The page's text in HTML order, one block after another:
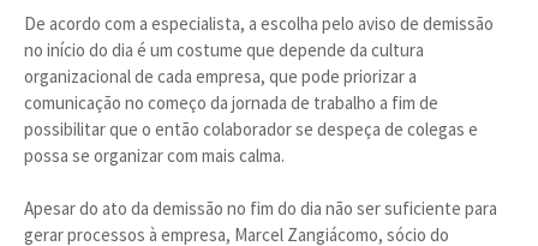
De acordo com a especialista, a escolha pelo aviso de demissão
no início do dia é um costume que depende da cultura
organizacional de cada empresa, que pode priorizar a
comunicação no começo da jornada de trabalho a fim de
possibilitar que o então colaborador se despeça de colegas e
possa se organizar com mais calma.
Apesar do ato da demissão no fim do dia não ser suficiente para
gerar processos à empresa, Marcel Zangiácomo, sócio do